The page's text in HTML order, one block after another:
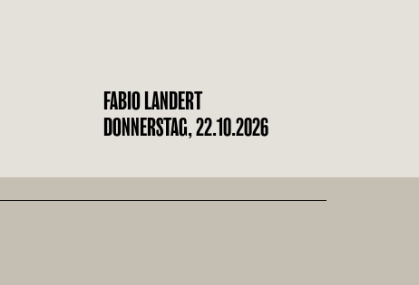
FABIO LANDERT
DONNERSTAG, 22.10.2026